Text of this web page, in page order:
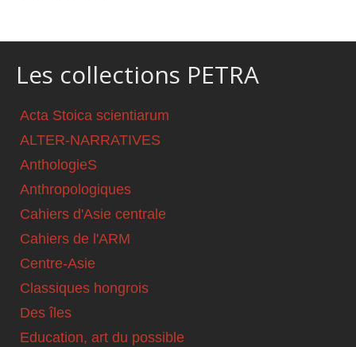
Les collections PETRA
Acta Stoica scientiarum
ALTER-NARRATIVES
AnthologieS
Anthropologiques
Cahiers d'Asie centrale
Cahiers de l'ARM
Centre-Asie
Classiques hongrois
Des îles
Education, art du possible